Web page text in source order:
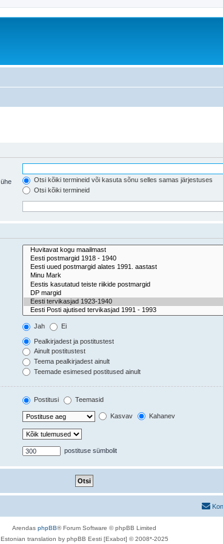
Otsi kõiki termineid või kasuta sõnu selles samas järjestuses
Otsi kõiki termineid
Jah Ei
Pealkirjadest ja postitustest
Ainult postitustest
Teema pealkirjadest ainult
Teemade esimesed postitused ainult
Postitusi Teemasid
Kasvav Kahanev
postituse sümbolit
Arendas phpBB® Forum Software © phpBB Limited
Estonian translation by phpBB Eesti [Exabot] © 2008*-2025